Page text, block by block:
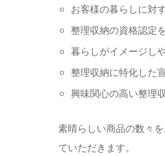
お客様の暮らしに対
整理収納の資格認定
暮らしがイメージし
整理収納に特化した
興味関⼼の⾼い整理
素晴らしい商品の数々
ていただきます。